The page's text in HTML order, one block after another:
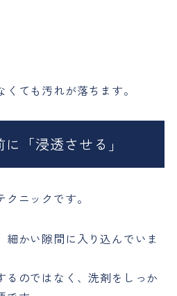
ても汚れが落ちます。
「浸透させる」
ニックです。
細かい隙間に入り込んでいま
るのではなく、洗剤をしっか